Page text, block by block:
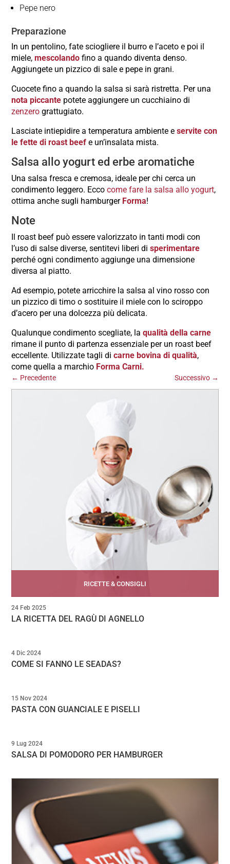
Pepe nero
Preparazione
In un pentolino, fate sciogliere il burro e l’aceto e poi il
miele,mescolando fino a quando diventa denso.
Aggiungete un pizzico di sale e pepe in grani.
Cuocete fino a quando la salsa si sarà ristretta. Per una
nota piccante potete aggiungere un cucchiaino di
zenzero grattugiato.
Lasciate intiepidire a temperatura ambiente e servite con
le fette di roast beef e un’insalata mista.
Salsa allo yogurt ed erbe aromatiche
Una salsa fresca e cremosa, ideale per chi cerca un
condimento leggero. Eccocome fare la salsa allo yogurt,
ottima anche sugli hamburger Forma!
Note
Il roast beef può essere valorizzato in tanti modi con
l’uso di salse diverse, sentitevi liberi disperimentare
perché ogni condimento aggiunge una dimensione
diversa al piatto.
Ad esempio, potete arricchire la salsa al vino rosso con
un pizzico di timo o sostituire il miele con lo sciroppo
d’acero per una dolcezza più delicata.
Qualunque condimento scegliate, laqualità della carne
rimane il punto di partenza essenziale per un roast beef
eccellente. Utilizzate tagli dicarne bovina di qualità,
come quella a marchio Forma Carni.
← Precedente Successivo→
RICETTE & CONSIGLI
LA RICETTA DEL RAGÙ DI AGNELLO
24 Feb 2025
COME SI FANNO LE SEADAS?
4 Dic 2024
PASTA CON GUANCIALE E PISELLI
15 Nov 2024
SALSA DI POMODORO PER HAMBURGER
9 Lug 2024